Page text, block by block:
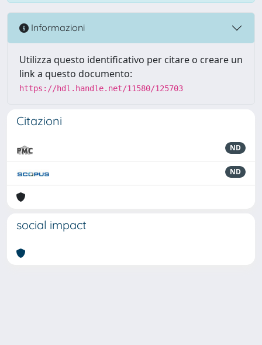
Informazioni
Utilizza questo identificativo per citare o creare un
link a questo documento:
https://hdl.handle.net/11580/125703
Citazioni
ND
ND
social impact